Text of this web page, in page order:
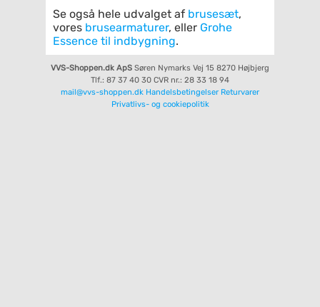
Se også hele udvalget af brusesæt,
vores brusearmaturer, eller Grohe
Essence til indbygning.
VVS-Shoppen.dk ApS Søren Nymarks Vej 15 8270 Højbjerg
Tlf.: 87 37 40 30 CVR nr.: 28 33 18 94
mail@vvs-shoppen.dk Handelsbetingelser Returvarer
Privatlivs- og cookiepolitik